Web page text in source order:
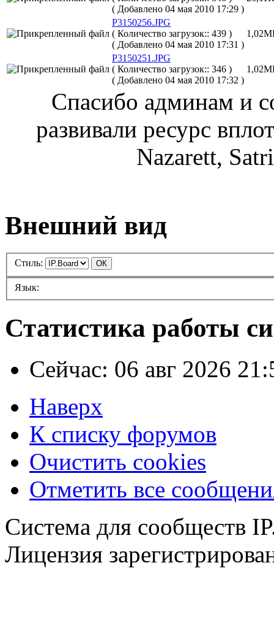
( Добавлено 04 мая 2010 17:29 )
P3150256.JPG
( Количество загрузок:: 439 )
( Добавлено 04 мая 2010 17:31 )
P3150251.JPG
( Количество загрузок:: 346 )
( Добавлено 04 мая 2010 17:32 )
Спасибо админам и
развивали ресурс
Nazarett,
Внешний вид
Стиль:
Язык:
Статистика работы
Сейчас: 06 авг 2026
Наверх
К списку форумов
Очистить cookies
Отметить все
Система для сообществ
Лицензия